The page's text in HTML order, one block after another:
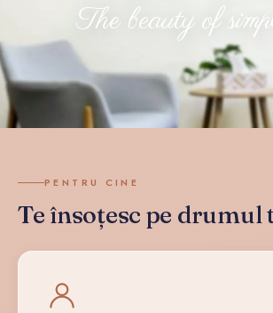
The beauty of
PENTRU CINE
Te însoțesc pe drumul